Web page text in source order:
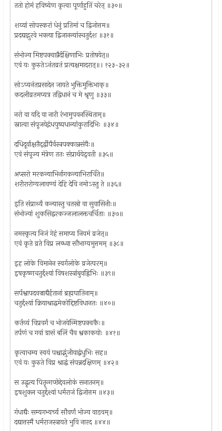
ततो होमं हविष्येण कृत्वा पूर्णाहुतिं चरेत् ॥३०॥
शय्यां सोपस्करां धेनुं प्रतिमां च द्विजोत्तम॥
प्रदद्याद्गुरवे भक्त्या द्विजानन्यांस्चतुर्दश ॥३१॥
संभोज्य मिष्टपक्वान्नैर्दक्षिणाभिः प्रतोषयेत्॥
एवं यः कुरुतेऽनंतव्रतं प्रत्यक्षमादरात्॥। १२३-३२॥
सोऽप्यनंतप्रसादेन जायते भुक्तिमुक्तिभाक्॥
कदलीव्रतमप्यत्र तद्विधानं च मे श्रृणु ॥३३॥
नरो वा यदि वा नारी रंभामुपवनस्थिताम्॥
स्नात्वा संपूजयेद्गंधपुष्पधान्यांकुरादिभिः ॥३४॥
दधिदूर्वाक्षतैर्द्द्वीपैर्वस्त्रपक्कान्नसंयैः॥
एवं संपूज्य मंत्रेण ततः संप्रार्थयेद्र्वती ॥३५॥
अप्सरो मरकन्याभिर्नागकन्याभिरार्चिते॥
शरीरारोग्यलावण्यं देहि देवि नमोऽस्तु ते ॥३६॥
इति संप्रार्थ्यं कन्यास्तु चतस्रो वा सुवासिनीः॥
संभोज्यां शुकसिद्वरकज्जलालक्तचर्चिताः ॥३७॥
नमस्कृत्य निजं गेहं समाप्य नियमं व्रजेत्॥
एवं कृते व्रते विप्र लब्ध्वा सौभाग्यमुत्तमम् ॥३८॥
इह लोके विमानेन स्वर्गलोके व्रजेत्परम्॥
इषकृष्णचतुर्द्दश्यां विषशस्त्रांबुवह्निभिः ॥३९॥
सर्पश्वापदवज्राद्यैर्हतानां ब्रह्मघातिनाम्॥
चतुर्द्दश्यां क्रियाश्राद्धमेकोद्दिष्टविधानतः ॥४०॥
कर्तव्यं विप्रवर्गं च भोजयेन्मिष्टपक्वकैः॥
तर्पणं च गवां ग्रासं बलिं चैव श्वकाकयोः ॥४१॥
कृत्वाचम्य स्वयं पश्चाद्भुंजीयाद्बंधुभिः सह॥
एवं यः कुरुते विप्र श्राद्धं संपन्नदक्षिणम् ॥४२॥
स उद्धृत्य पितॄन्गच्छेद्देवलोकं सनातनम्॥
इषशुक्ल चतुर्द्दश्यां धर्मराजं द्विजोत्तम ॥४३॥
गंधाद्यैः सम्यगभ्यर्च्य सौवर्णं भोज्य वाङवम्॥
दद्यात्तस्मै धर्मराजस्त्रायते भुवि नारद ॥४४॥